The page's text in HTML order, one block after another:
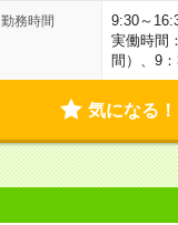
勤務時間
9:30～
実働時間
間）、9
気になる！